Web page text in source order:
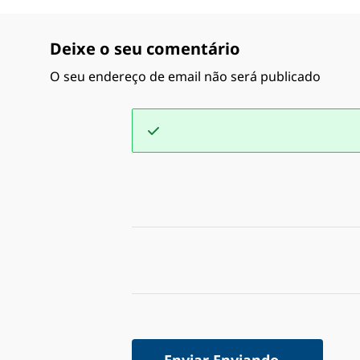
Deixe o seu comentário
O seu endereço de email não será publicado